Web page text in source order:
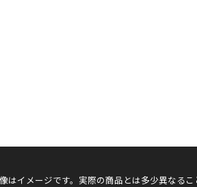
はイメージです。実際の商品とは多少異なるこ